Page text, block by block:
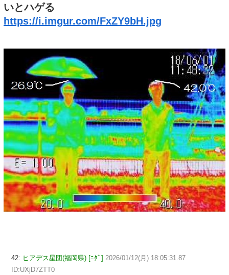
いとハゲる
https://i.imgur.com/FxZY9bH.jpg
42: ヒアデス星団(福岡県) [ﾆﾀﾞ] 2026/01/12(月) 18:05:31.87
ID:UXjD7ZTT0